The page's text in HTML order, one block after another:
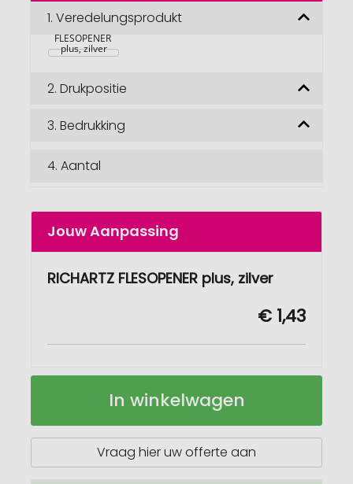
afbeeldingengalerij
1. Veredelungsprodukt
FLESOPENER
plus, zilver
2. Drukpositie
3. Bedrukking
4. Aantal
Jouw Aanpassing
RICHARTZ FLESOPENER plus, zilver
€ 1,43
RICHARTZ
Op
In winkelwagen
Vraag hier uw offerte aan